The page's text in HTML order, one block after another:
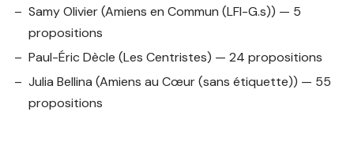
Samy Olivier(Amiens en Commun (LFI-G.s)) — 5
propositions
Paul-Éric Dècle (Les Centristes) — 24 propositions
Julia Bellina (Amiens au Cœur (sans étiquette)) — 55
propositions